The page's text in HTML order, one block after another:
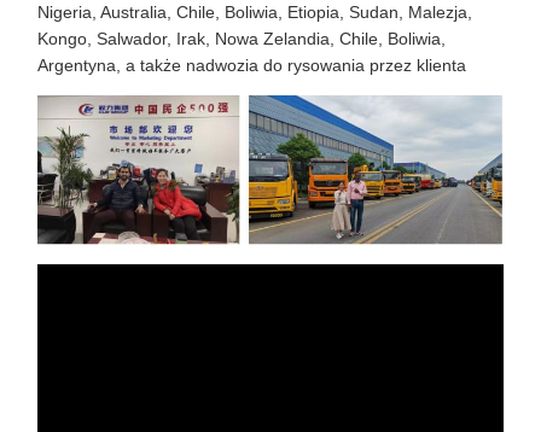
Nigeria, Australia, Chile, Boliwia, Etiopia, Sudan, Malezja,
Kongo, Salwador, Irak, Nowa Zelandia, Chile, Boliwia,
Argentyna, a także nadwozia do rysowania przez klienta